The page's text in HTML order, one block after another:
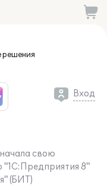
решения
Вход
свою
"1С:Предприятия 8"
(БИТ)